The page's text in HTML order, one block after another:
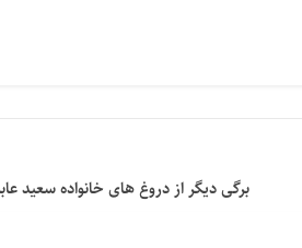
برگی دیگر از دروغ های خانواده سعید